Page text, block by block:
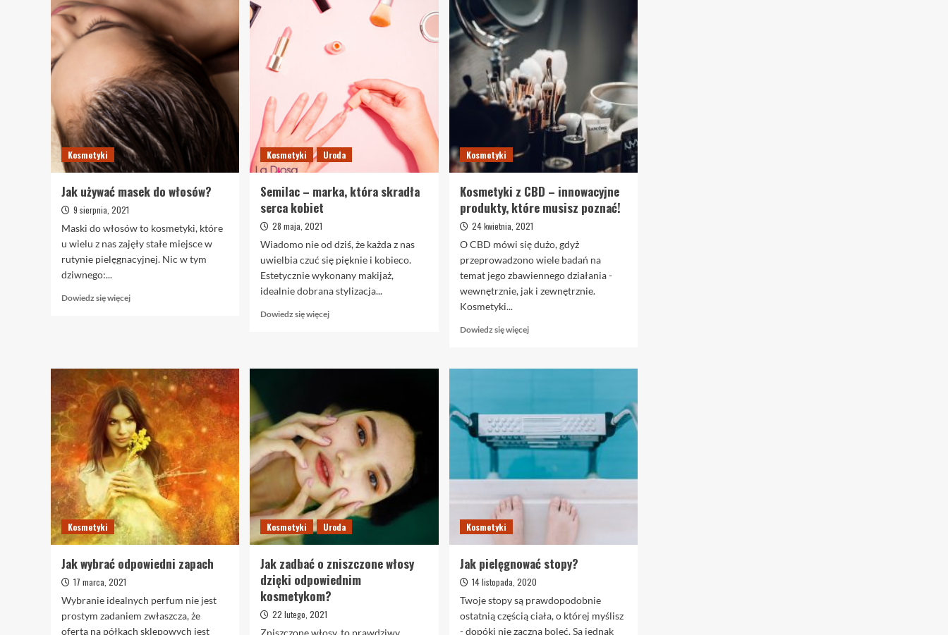
warto
stosować
krem
ochronny
mężczyzn?
Jak
higienę
garść
użytecznej
wiedzy
dla
kobiet
kosmetyczna
–
co
warto
wiedzieć
na
ten
temat?
Kosmetyki
Jak używać masek do włosów?
9 sierpnia, 2021
Maski do włosów to kosmetyki, które
u wielu z nas zajęły stałe miejsce w
rutynie pielęgnacyjnej. Nic w tym
dziwnego:...
Dowiedz się więcejDowiedz
masek
do
włosów?
Kosmetyki Uroda
Semilac – marka, która skradła
serca kobiet
28 maja, 2021
Wiadomo nie od dziś, że każda z nas
uwielbia czuć się pięknie i kobieco.
Estetycznie wykonany makijaż,
idealnie dobrana stylizacja...
Dowiedz się więcejDowiedz
która
skradła
kobiet
Kosmetyki
Kosmetyki z CBD – innowacyjne
produkty, które musisz poznać!
24 kwietnia, 2021
O CBD mówi się dużo, gdyż
przeprowadzono wiele badań na
temat jego zbawiennego działania -
wewnętrznie, jak i zewnętrznie.
Kosmetyki...
Dowiedz się więcejDowiedz
o
–
innowacyjne
produkty,
musisz
Kosmetyki
Jak wybrać odpowiedni zapach
17 marca, 2021
Wybranie idealnych perfum nie jest
prostym zadaniem zwłaszcza, że
oferta na półkach sklepowych jest
Kosmetyki Uroda
Jak zadbać o zniszczone włosy
dzięki odpowiednim
kosmetykom?
22 lutego, 2021
Zniszczone włosy, to prawdziwy
Kosmetyki
Jak pielęgnować stopy?
14 listopada, 2020
Twoje stopy są prawdopodobnie
ostatnią częścią ciała, o której myślisz
- dopóki nie zaczną boleć. Są jednak